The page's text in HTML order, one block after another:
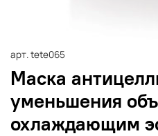
арт.tete065
Маска
уменьшения
охлаждающим